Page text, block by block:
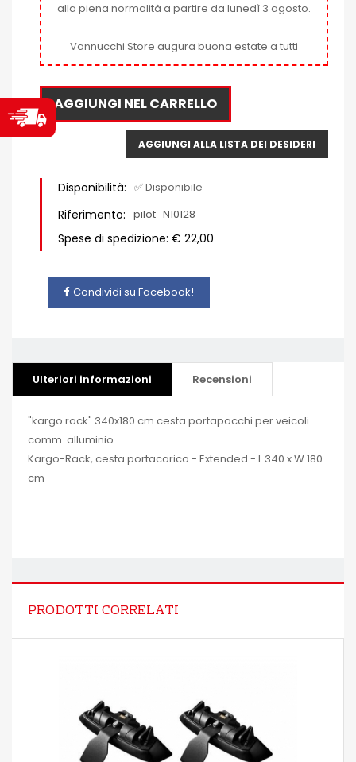
alla piena normalità a partire da lunedì 3 agosto.
Vannucchi Store augura buona estate a tutti
AGGIUNGI NEL CARRELLO
AGGIUNGI ALLA LISTA DEI DESIDERI
Disponibilità: ✅ Disponibile
Riferimento: pilot_N10128
Spese di spedizione: € 22,00
Condividi su Facebook!
Ulteriori informazioni Recensioni
"kargo rack" 340x180 cm cesta portapacchi per veicoli
comm. alluminio
Kargo-Rack, cesta portacarico - Extended - L 340 x W 180
cm
PRODOTTI CORRELATI